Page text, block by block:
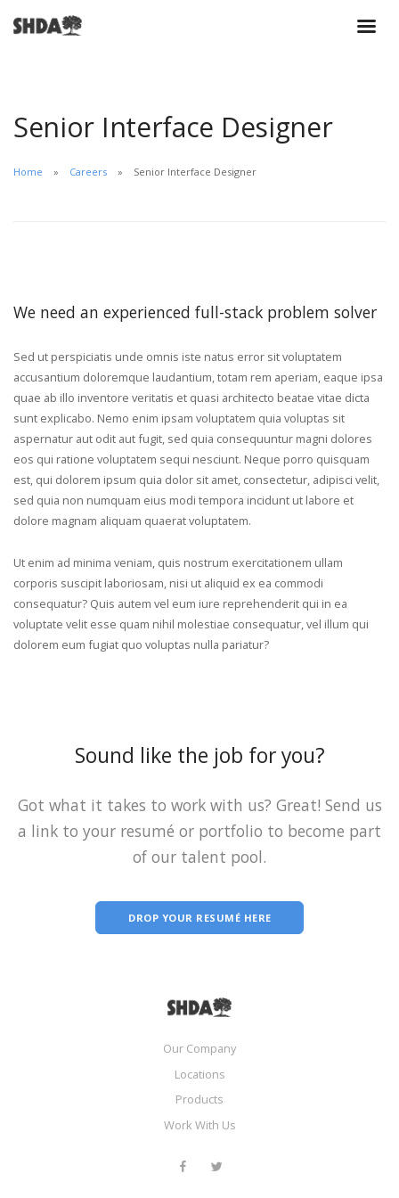
Senior Interface Designer
Home Careers Senior Interface Designer
We need an experienced full-stack problem solver
Sed ut perspiciatis unde omnis iste natus error sit voluptatem
accusantium doloremque laudantium, totam rem aperiam, eaque ipsa
quae ab illo inventore veritatis et quasi architecto beatae vitae dicta
sunt explicabo. Nemo enim ipsam voluptatem quia voluptas sit
aspernatur aut odit aut fugit, sed quia consequuntur magni dolores
eos qui ratione voluptatem sequi nesciunt. Neque porro quisquam
est, qui dolorem ipsum quia dolor sit amet, consectetur, adipisci velit,
sed quia non numquam eius modi tempora incidunt ut labore et
dolore magnam aliquam quaerat voluptatem.
Ut enim ad minima veniam, quis nostrum exercitationem ullam
corporis suscipit laboriosam, nisi ut aliquid ex ea commodi
consequatur? Quis autem vel eum iure reprehenderit qui in ea
voluptate velit esse quam nihil molestiae consequatur, vel illum qui
dolorem eum fugiat quo voluptas nulla pariatur?
Sound like the job for you?
Got what it takes to work with us? Great! Send us
a link to your resumé or portfolio to become part
of our talent pool.
DROP YOUR RESUMÉ HERE
Our Company
Locations
Products
Work With Us